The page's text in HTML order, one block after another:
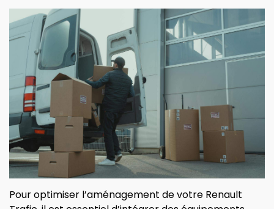
Pour optimiser l’aménagement de votre Renault